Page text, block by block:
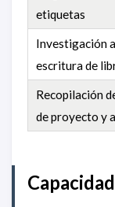
etiquetas
Investigación
escritura de
Recopilación
de proyecto y